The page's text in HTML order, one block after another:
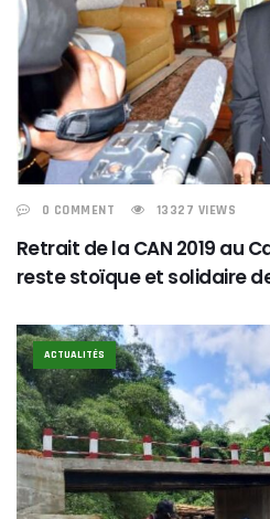
0 COMMENT 13327 VIEWS
Retrait de la CAN 2019 au
reste stoïque et solidaire
ACTUALITÉS